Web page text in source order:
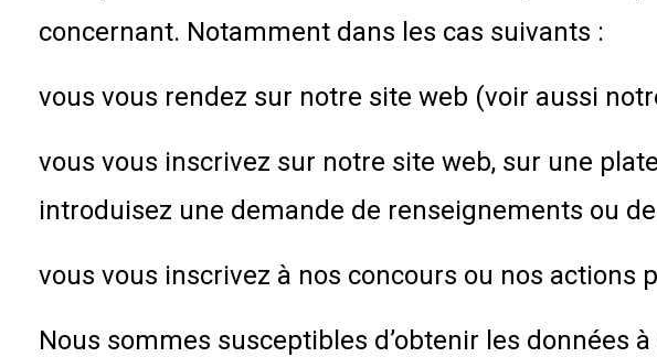
concernant. Notamment dans les cas suivants :
vous vous rendez sur notre site web (voir aussi
vous vous inscrivez sur notre site web, sur une
introduisez une demande de renseignements ou
vous vous inscrivez à nos concours ou nos actions
Nous sommes susceptibles d’obtenir les données